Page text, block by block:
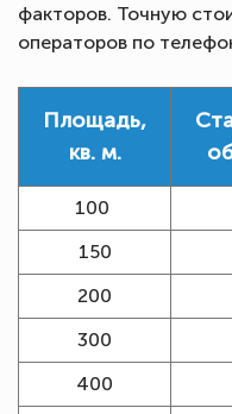
факторов. Точную
операторов по
Площадь,
кв. м.
100
150
200
300
400